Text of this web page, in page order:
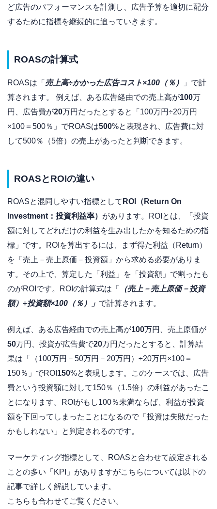
ど広告のパフォーマンスを計測し、広告予算を適切に配分
するために指標を継続的に追っていきます。
ROASの計算式
ROASは「 売上高÷かかった広告コスト×100（％）
」で計
算されます。
例えば、ある広告経由での売上高が100万
円、広告費が20万円だったとすると「 100万円÷20万円
×100＝500％」でROASは500%と表現され、
広告費に対
して500％（5倍）の売上があったと判断できます。
ROASとROIの違い
ROASと混同しやすい指標として ROI（Return On
Investment：投資利益率） があります。ROIとは、「投資
額に対してどれだけの利益を生み出したかを知るための指
標」です。ROIを算出するには、まず得た利益（Return）
を「売上－売上原価－投資額」から求める必要がありま
す。その上で、算定した「利益」を「投資額」で割ったも
のがROIです。
ROIの計算式は「
（売上－売上原価－投資
額）÷投資額×100（％）」 で計算されます。
例えば、ある広告経由での売上高が100万円、売上原価が
50万円、投資が広告費で20万円だったとすると、計算結
果は「
（100万円－50万円－20万円）÷20万円×100＝
150％」でROI 150%と表現します。
このケースでは、広告
費という投資額に対して150％（1.5倍）の利益があったこ
とになります。ROIがもし100％未満ならば、利益が投資
額を下回ってしまったことになるので「投資は失敗だった
かもしれない」と判定されるのです。
マーケティング指標として、ROASと合わせて設定される
ことの多い「KPI」がありますがこちらについては以下の
記事で詳しく解説しています。
こちらも合わせてご覧ください。